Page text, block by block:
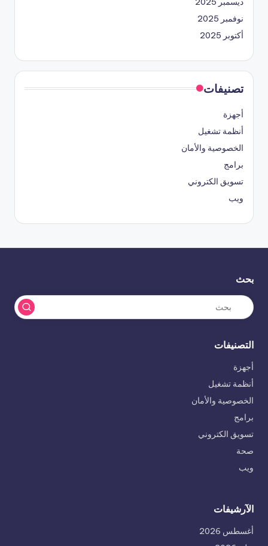
نوفمبر 2025
أكتوبر 2025
تصنيفات
أجهزة
أنظمة تشغيل
الخصوصية والأمان
برامج
تسويق الكتروني
ويب
بحث
التصنيفات
أجهزة
أنظمة تشغيل
الخصوصية والأمان
برامج
تسويق الكتروني
صحة
ويب
الآرشيفات
أغسطس 2026